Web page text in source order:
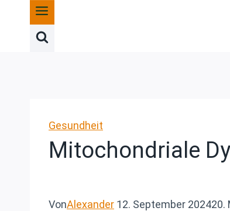
Gesundheit
Mitochondriale
VonAlexander 12. September 202420.